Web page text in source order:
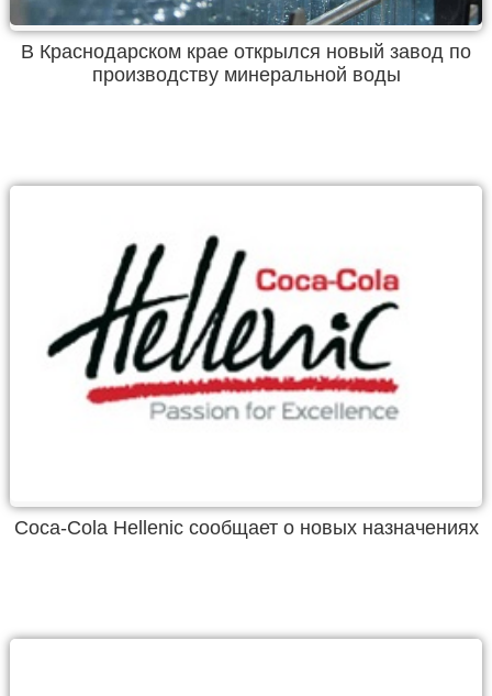
В Краснодарском крае открылся новый завод по
производству минеральной воды
Coca-Cola Hellenic сообщает о новых назначениях